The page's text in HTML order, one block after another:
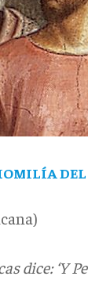
DEL
dice: ‘Y